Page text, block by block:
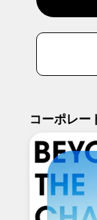
コーポレー